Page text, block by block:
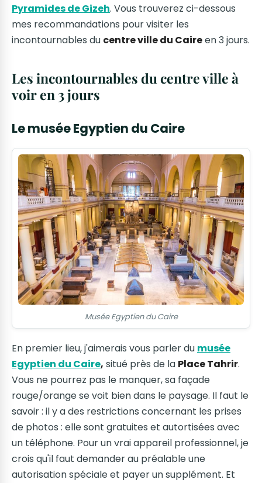
Pyramides de Gizeh. Vous trouverez ci-dessous
mes recommandations pour visiter les
incontournables du centre ville du Caireen 3 jours.
Les incontournables du centre ville à
voir en 3 jours
Le musée Egyptien du Caire
Musée Egyptien du Caire
En premier lieu, j'aimerais vous parler du musée
Egyptien du Caire, situé près de la Place Tahrir.
Vous ne pourrez pas le manquer, sa façade
rouge/orange se voit bien dans le paysage. Il faut le
savoir : il y a des restrictions concernant les prises
de photos : elle sont gratuites et autortisées avec
un téléphone. Pour un vrai appareil professionnel, je
crois qu'il faut demander au préalable une
autorisation spéciale et payer un supplément. Et